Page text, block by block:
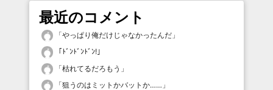
最近のコメント
「やっぱり俺だけじゃなかったんだ 」
「 ﾄﾞﾝﾄﾞﾝﾄﾞﾝ! 」
「枯れてるだろもう 」
「狙うのはミットかバットか…… 」